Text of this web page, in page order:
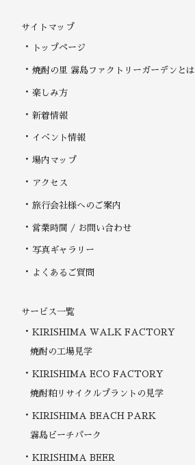
サイトマップ
トップページ
焼酎の里 霧島ファクトリーガーデンとは
楽しみ方
新着情報
イベント情報
場内マップ
アクセス
旅行会社様へのご案内
営業時間 / お問い合わせ
写真ギャラリー
よくあるご質問
サービス一覧
KIRISHIMA WALK FACTORY
焼酎の工場見学
KIRISHIMA ECO FACTORY
焼酎粕リサイクルプラントの見学
KIRISHIMA BEACH PARK
霧島ビーチパーク
KIRISHIMA BEER